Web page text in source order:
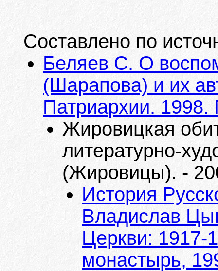
Составлено по
Беляев С. О
(Шарапова) и их
Патриархии. 1998.
Жировицкая
литературно-
(Жировицы). -
История
Владислав
Церкви: 1917-
монастырь,